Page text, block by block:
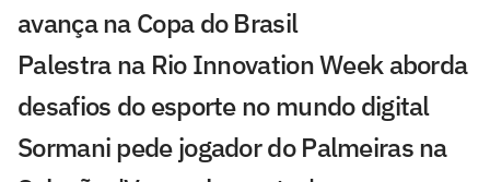
avança na Copa do Brasil
Palestra na Rio Innovation Week aborda
desafios do esporte no mundo digital
Sormani pede jogador do Palmeiras na